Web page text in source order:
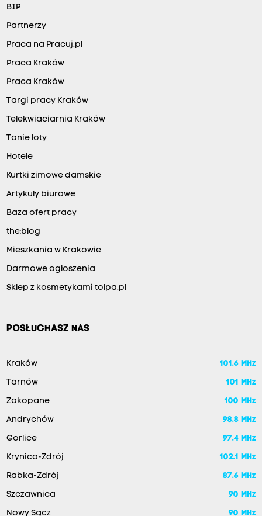
BIP
Partnerzy
Praca na Pracuj.pl
Praca Kraków
Praca Kraków
Targi pracy Kraków
Telekwiaciarnia Kraków
Tanie loty
Hotele
Kurtki zimowe damskie
Artykuły biurowe
Baza ofert pracy
the:blog
Mieszkania w Krakowie
Darmowe ogłoszenia
Sklep z kosmetykami tolpa.pl
POSŁUCHASZ NAS
Kraków 101.6 MHz
Tarnów 101 MHz
Zakopane 100 MHz
Andrychów 98.8 MHz
Gorlice 97.4 MHz
Krynica-Zdrój 102.1 MHz
Rabka-Zdrój 87.6 MHz
Szczawnica 90 MHz
Nowy Sącz 90 MHz